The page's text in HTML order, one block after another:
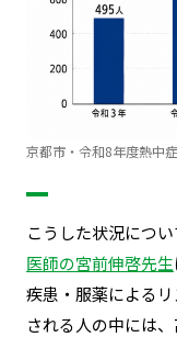
京都市・令和8年度熱中
こうした状況につい
医師の宮前伸啓先生
疾患・服薬による
される人の中には